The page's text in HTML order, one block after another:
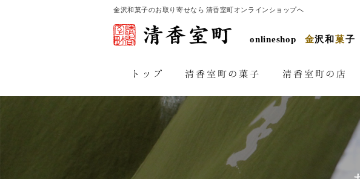
金沢和菓子のお取り寄せなら 清香室町オンラインショップへ
onlineshop 金沢和 菓子
トップ 清香室町の菓子 清香室町の店